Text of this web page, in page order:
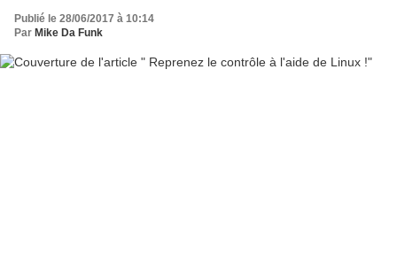
Publié le 28/06/2017 à 10:14
Par Mike Da Funk